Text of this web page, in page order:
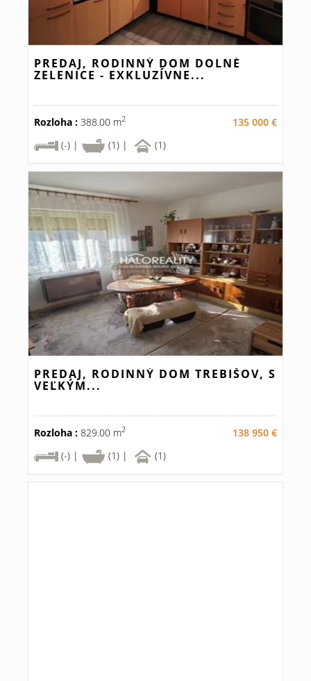
PREDAJ, RODINNÝ DOM DOLNÉ
ZELENICE - EXKLUZÍVNE...
Rozloha : 388.00 m2
135 000 €
(-) |
(1) | (1)
PREDAJ, RODINNÝ DOM TREBIŠOV, S
VEĽKÝM...
Rozloha : 829.00 m2
138 950 €
(-) |
(1) | (1)